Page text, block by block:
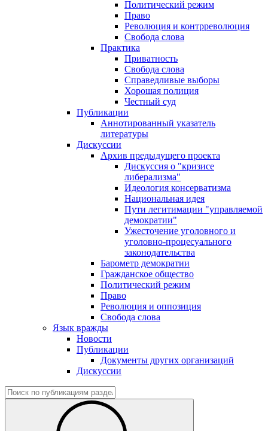
Политический режим
Право
Революция и контрреволюция
Свобода слова
Практика
Приватность
Свобода слова
Справедливые выборы
Хорошая полиция
Честный суд
Публикации
Аннотированный указатель
литературы
Дискуссии
Архив предыдущего проекта
Дискуссия о "кризисе
либерализма"
Идеология консерватизма
Национальная идея
Пути легитимации "управляемой
демократии"
Ужесточение уголовного и
уголовно-процесуального
законодательства
Барометр демократии
Гражданское общество
Политический режим
Право
Революция и оппозиция
Свобода слова
Язык вражды
Новости
Публикации
Документы других организаций
Дискуссии